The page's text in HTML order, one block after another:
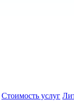
Стоимость услуг